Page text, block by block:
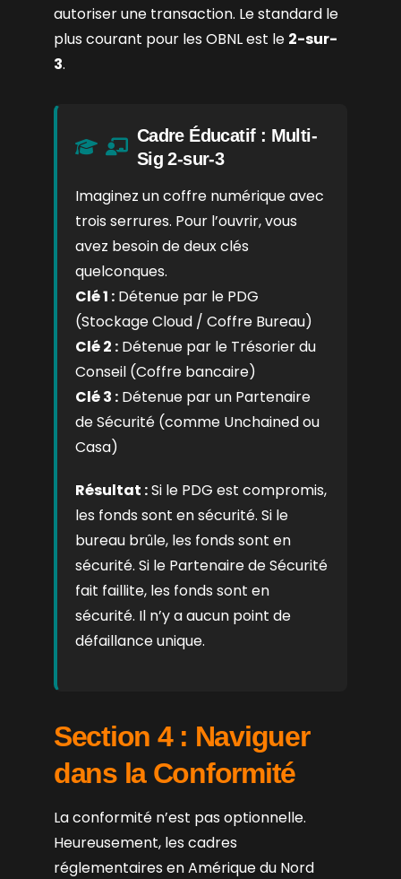
autoriser une transaction. Le standard le
plus courant pour les OBNL est le 2-sur-
3.
Cadre Éducatif : Multi-
Sig 2-sur-3
Imaginez un coffre numérique avec
trois serrures. Pour l’ouvrir, vous
avez besoin de deux clés
quelconques.
Clé 1 : Détenue par le PDG
(Stockage Cloud / Coffre Bureau)
Clé 2 : Détenue par le Trésorier du
Conseil (Coffre bancaire)
Clé 3 : Détenue par un Partenaire
de Sécurité (comme Unchained ou
Casa)
Résultat :Si le PDG est compromis,
les fonds sont en sécurité. Si le
bureau brûle, les fonds sont en
sécurité. Si le Partenaire de Sécurité
fait faillite, les fonds sont en
sécurité. Il n’y a aucun point de
défaillance unique.
Section 4 : Naviguer
dans la Conformité
La conformité n’est pas optionnelle.
Heureusement, les cadres
réglementaires en Amérique du Nord